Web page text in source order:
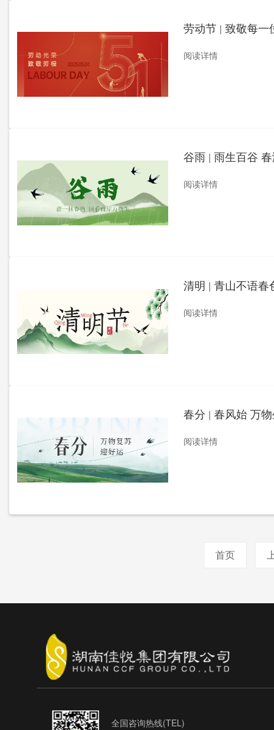
劳动节 | 致敬每一
阅读详情
谷雨 | 雨生百谷
阅读详情
清明 | 青山不语春
阅读详情
春分 | 春风始 万
阅读详情
首页
全国咨询热线(TEL)